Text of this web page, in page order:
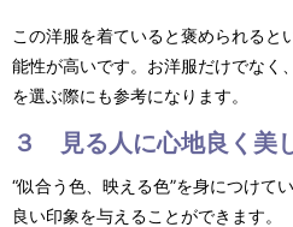
この洋服を着ていると褒められると
能性が高いです。お洋服だけでなく
を選ぶ際にも参考になります。
３ 見る人に心地良く美
“似合う色、映える色”を身につけて
良い印象を与えることができます。